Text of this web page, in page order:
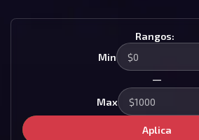
Rangos:
Min
—
Max
Aplica